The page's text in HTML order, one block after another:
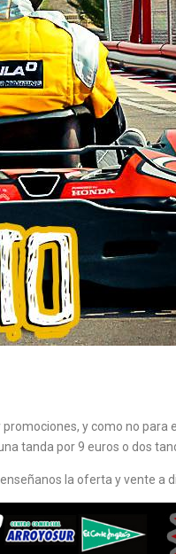
y como no para
tanda por 9 euros o dos
la oferta y vente a